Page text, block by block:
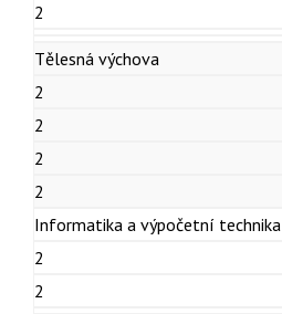
2
Tělesná výchova
2
2
2
2
Informatika a výpočetní technika
2
2